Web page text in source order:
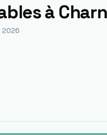
à
2026